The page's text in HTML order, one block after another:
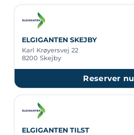
ELGIGANTEN SKEJBY
Karl Krøyersvej 22
8200 Skejby
Reserver nu
ELGIGANTEN TILST